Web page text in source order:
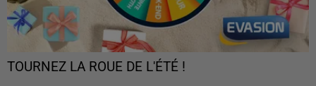
TOURNEZ LA ROUE DE L'ÉTÉ !